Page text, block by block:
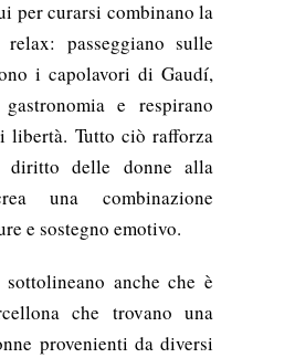
per curarsi combinano la
passeggiano sulle
i capolavori di Gaudí,
e respirano
libertà. Tutto ciò rafforza
delle donne alla
una combinazione
e sostegno emotivo.
anche che è
che trovano una
provenienti da diversi